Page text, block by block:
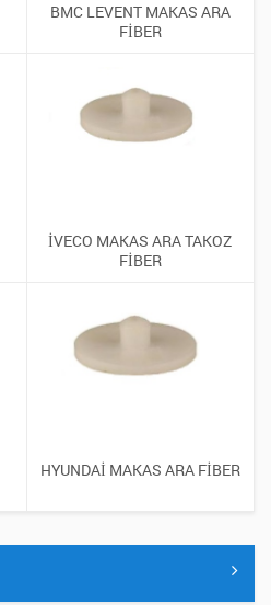
BMC LEVENT MAKAS ARA
FİBER
İVECO MAKAS ARA TAKOZ
FİBER
HYUNDAİ MAKAS ARA FİBER